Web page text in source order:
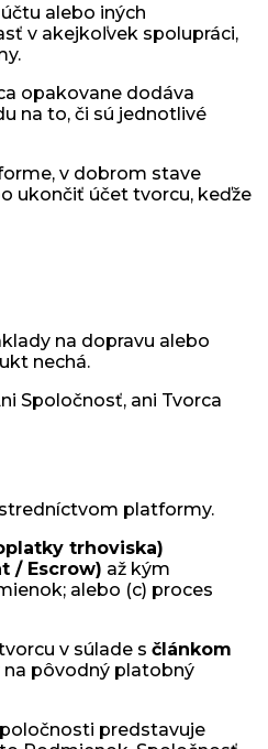
alebo iných
v akejkoľvek spolupráci,
opakovane dodáva
na to, či sú jednotlivé
v dobrom stave
ukončiť účet tvorcu, keďže
na dopravu alebo
nechá.
Spoločnosť, ani Tvorca
platformy.
trhoviska)
/ Escrow) až kým
alebo (c) proces
v súlade s článkom
pôvodný platobný
predstavuje